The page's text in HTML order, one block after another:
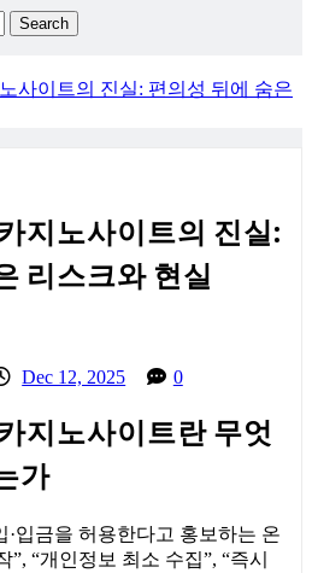
Search
사이트의 진실: 편의성 뒤에 숨은
지노사이트의 진실:
리스크와 현실
Dec 12, 2025 0
지노사이트란 무엇
가
입금을 허용한다고 홍보하는 온
“개인정보 최소 수집”, “즉시